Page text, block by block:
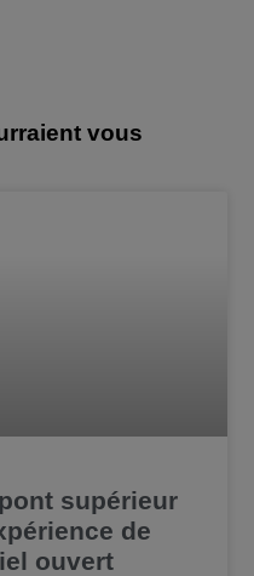
vous
supérieur
de
ouvert